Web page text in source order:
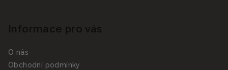
Informace pro vás
O nás
Obchodní podmínky